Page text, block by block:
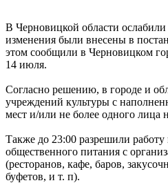
В Черновицкой области
изменения были внесены в
этом сообщили в Черновицком
14 июля.
Согласно решению, в городе и
учреждений культуры с
мест и/или не более одного лица
Также до 23:00 разрешили
общественного питания с
(ресторанов, кафе, баров,
буфетов, и т. п).